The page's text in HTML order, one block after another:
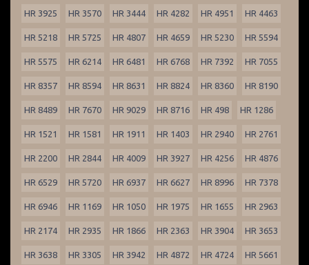
HR 3925 HR 3570 HR 3444 HR 4282 HR 4951 HR 4463
HR 5218 HR 5725 HR 4807 HR 4659 HR 5230 HR 5594
HR 5575 HR 6214 HR 6481 HR 6768 HR 7392 HR 7055
HR 8357 HR 8594 HR 8631 HR 8824 HR 8360 HR 8190
HR 8489 HR 7670 HR 9029 HR 8716 HR 498 HR 1286
HR 1521 HR 1581 HR 1911 HR 1403 HR 2940 HR 2761
HR 2200 HR 2844 HR 4009 HR 3927 HR 4256 HR 4876
HR 6529 HR 5720 HR 6937 HR 6627 HR 8996 HR 7378
HR 6946 HR 1169 HR 1050 HR 1975 HR 1655 HR 2963
HR 2174 HR 2935 HR 1866 HR 2363 HR 3904 HR 3653
HR 3638 HR 3305 HR 3942 HR 4872 HR 4724 HR 5661